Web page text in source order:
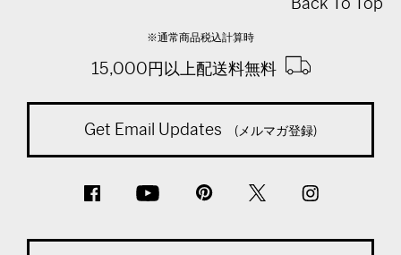
※通常商品税込計算時
15,000円以上配送料無料
Get Email Updates (メルマガ登録)